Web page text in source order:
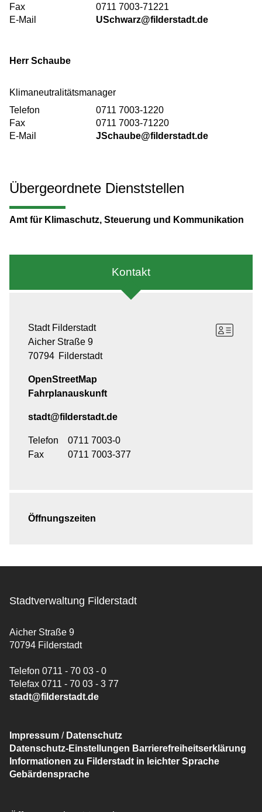
Fax
0711 7003-71221
E-Mail
USchwarz@filderstadt.de
Herr Schaube
Klimaneutralitätsmanager
Telefon
0711 7003-1220
Fax
0711 7003-71220
E-Mail
JSchaube@filderstadt.de
Übergeordnete Dienststellen
Amt für Klimaschutz, Steuerung und Kommunikation
Kontakt
Stadt Filderstadt
Aicher Straße 9
70794 Filderstadt
OpenStreetMap
Fahrplanauskunft
stadt@filderstadt.de
Telefon
0711 7003-0
Fax
0711 7003-377
Öffnungszeiten
Stadtverwaltung Filderstadt
Aicher Straße 9
70794 Filderstadt
Telefon 0711 - 70 03 - 0
Telefax 0711 - 70 03 - 3 77
stadt@filderstadt.de
Impressum / Datenschutz
Datenschutz-Einstellungen Barrierefreiheitserklärung
Informationen zu Filderstadt in leichter Sprache
Gebärdensprache